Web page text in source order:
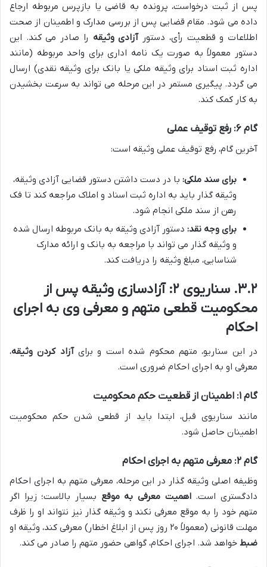
پس از ثبت درخواست، پرونده به قاضی یا بازپرس مربوطه ارجاع
داده می شود. مقام قضایی پس از بررسی مدارک و اطمینان از صحت
اطلاعات و قطعیت رأی، دستورآزادی وثیقه را صادر می کند. این
دستور معمولاً به صورت یک نامه اداری برای واحد مربوطه (مانند
اداره ثبت اسناد برای وثیقه ملکی یا بانک برای وثیقه نقدی) ارسال
می گردد. پیگیری مستمر در این مرحله می تواند به سرعت بخشیدن
به کار کمک کند.
گام ۶: رفع توقیف عملی
آخرین گام، رفع توقیف عملی وثیقه است:
برای سند ملکی: با در دست داشتن دستور قضایی آزادی وثیقه،
وثیقه گذار باید به اداره ثبت اسناد و املاک مراجعه کند تا فک
رهن از سند ملکی انجام شود.
برای وجه نقد: دستور آزادی وثیقه به بانک مربوطه ارسال شده
و وثیقه گذار می تواند با مراجعه به بانک و ارائه مدارک
شناسایی، مبلغ وثیقه را دریافت کند.
۳.۲. سناریوی ۲: آزادسازی وثیقه پس از
محکومیت قطعی متهم و معرفی وی به اجرای
احکام
در این سناریو، متهم محکوم شده است و برایآزاد کردن وثیقه،
معرفی او به اجرای احکام ضروری است.
گام ۱: اطمینان از قطعیت حکم محکومیت
مانند سناریوی قبل، ابتدا باید از قطعی شدن حکم محکومیت
اطمینان حاصل شود.
گام ۲: معرفی متهم به اجرای احکام
وظیفه اصلی وثیقه گذار در این مرحله، معرفی متهم به اجرای احکام
دادگستری است.اهمیت معرفی به موقع بسیار بالاست؛ زیرا اگر
متهم خود را به موقع معرفی نکند و وثیقه گذار نیز نتواند او را ظرف
مهلت قانونی (معمولاً ۲۰ روز پس از ابلاغ اخطار) معرفی کند، وثیقه او
ضبط خواهد شد. اجرای احکام، گواهی حضور متهم را صادر می کند.